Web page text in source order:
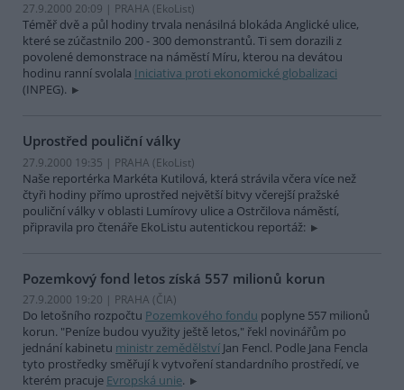
27.9.2000 20:09 | PRAHA (EkoList)
Téměř dvě a půl hodiny trvala nenásilná blokáda Anglické ulice,
které se zúčastnilo 200 - 300 demonstrantů. Ti sem dorazili z
povolené demonstrace na náměstí Míru, kterou na devátou
hodinu ranní svolala Iniciativa proti ekonomické globalizaci
(INPEG).
Uprostřed pouliční války
27.9.2000 19:35 | PRAHA (EkoList)
Naše reportérka Markéta Kutilová, která strávila včera více než
čtyři hodiny přímo uprostřed největší bitvy včerejší pražské
pouliční války v oblasti Lumírovy ulice a Ostrčilova náměstí,
připravila pro čtenáře EkoListu autentickou reportáž:
Pozemkový fond letos získá 557 milionů korun
27.9.2000 19:20 | PRAHA (ČIA)
Do letošního rozpočtu Pozemkového fondu poplyne 557 milionů
korun. "Peníze budou využity ještě letos," řekl novinářům po
jednání kabinetu ministr zemědělství Jan Fencl. Podle Jana Fencla
tyto prostředky směřují k vytvoření standardního prostředí, ve
kterém pracuje Evropská unie.